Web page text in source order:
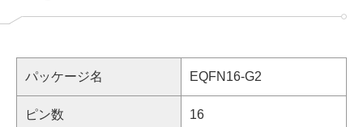
パッケージ名 EQFN16-G2
ピン数 16